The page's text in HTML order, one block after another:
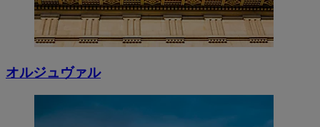
オルジュヴァル